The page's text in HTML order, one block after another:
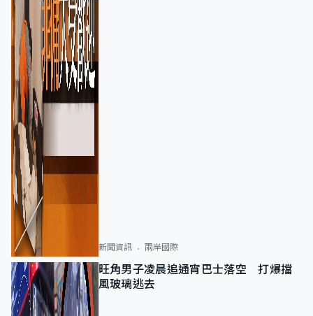
新聞資訊 兩岸國際
旺角男子凌晨追通宵巴士落空 打爆擋
風玻璃逃去